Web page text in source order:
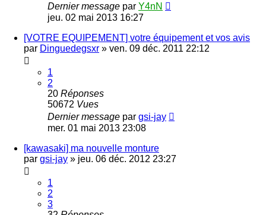
Dernier message par Y4nN
jeu. 02 mai 2013 16:27
[VOTRE EQUIPEMENT] votre équipement et vos avis
par Dinguedegsxr » ven. 09 déc. 2011 22:12
1
2
20 Réponses
50672 Vues
Dernier message par gsi-jay
mer. 01 mai 2013 23:08
[kawasaki] ma nouvelle monture
par gsi-jay » jeu. 06 déc. 2012 23:27
1
2
3